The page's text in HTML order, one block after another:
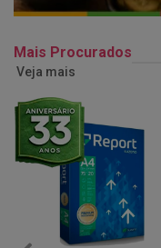
Mais Procurados
Veja mais